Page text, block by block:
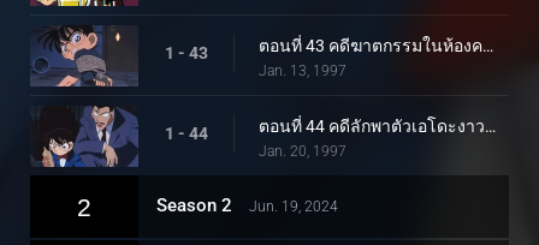
1 - 43 ตอนที่ 43 คดีฆาตกรรมในห้องคาราโอเกะ
Jan. 13, 1997
1 - 44 ตอนที่ 44 คดีลักพาตัวเอโดะงาวะ โคนัน
Jan. 20, 1997
2 Season 2 Jun. 19, 2024